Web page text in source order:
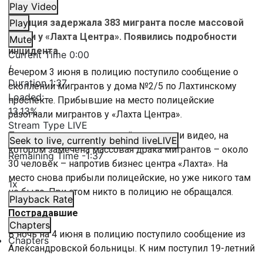
Play Video
Play
Mute
Current Time 0:00
/
Duration1:37
Loaded:
13.13%
Stream Type LIVE
Seek to live, currently behind liveLIVE
Remaining Time-1:37
1x
Playback Rate
Chapters
Chapters
Полиция задержала 383 мигранта после массовой
драки у «Лахта Центра». Появились подробности
инцидента.
Вечером 3 июня в полицию поступило сообщение о
скоплении мигрантов у дома №2/5 по Лахтинскому
проспекте. Прибывшие на место полицейские
разогнали мигрантов у «Лахта Центра».
Позже в интернете полицейские нашли видео, на
котором замечена массовая драка мигрантов – около
30 человек – напротив бизнес центра «Лахта». На
место снова прибыли полицейские, но уже никого там
не было. При этом никто в полицию не обращался.
Пострадавшие
В ночь на 4 июня в полицию поступило сообщение из
Александровской больницы. К ним поступил 19-летний